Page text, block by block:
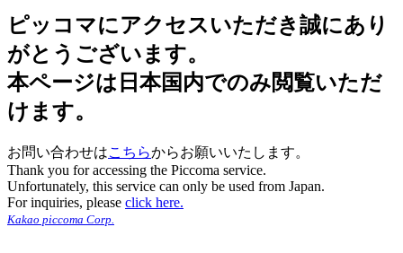
ピッコマにアクセスいただき誠にあり
がとうございます。
本ページは日本国内でのみ閲覧いただ
けます。
お問い合わせはこちらからお願いいたします。
Thank you for accessing the Piccoma service.
Unfortunately, this service can only be used from Japan.
For inquiries, please click here.
Kakao piccoma Corp.